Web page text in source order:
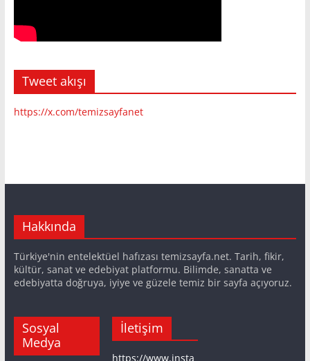
Tweet akışı
https://x.com/temizsayfanet
Hakkında
Türkiye'nin entelektüel hafızası temizsayfa.net. Tarih, fikir,
kültür, sanat ve edebiyat platformu. Bilimde, sanatta ve
edebiyatta doğruya, iyiye ve güzele temiz bir sayfa açıyoruz.
Sosyal
Medya
İletişim
https://www.insta